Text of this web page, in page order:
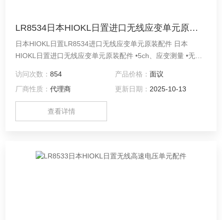
LR8534日本HIOKL日置进口无线应变单元原装配件
日本HIOKL日置LR8534进口无线应变单元原装配件 日本
HIOKL日置进口无线应变单元原装配件 •5ch、应变测量 •无线
采样率进行5ch采样 •直接输入应变片和应变片式转换器
访问次数：854 产品价格： 面议
厂商性质：代理商 更新日期： 2025-10-13
查看详情